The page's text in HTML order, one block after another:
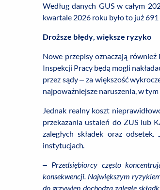
Według danych GUS w całym
kwartale 2026 roku było to już 691
Droższe błędy, większe ryzyko
Nowe przepisy oznaczają
Inspekcji Pracy będą mogli
przez sądy – za większość
najpoważniejsze naruszenia, w
Jednak realny koszt
przekazania ustaleń do ZUS lub
zaległych składek oraz
instytucjach.
– Przedsiębiorcy często
konsekwencji. Największym
do grzywien dochodzą zaległe